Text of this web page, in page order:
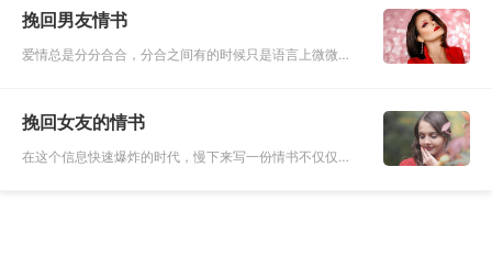
惯了的下意识
挽回男友情书
爱情总是分分合合，分合之间有的时候只是语言上微微过
是他们却不懂得怎么
挽回女友的情书
在这个信息快速爆炸的时代，慢下来写一份情书不仅仅是